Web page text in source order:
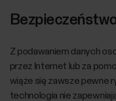
Z podawaniem danych
przez Internet lub za
wiąże się zawsze pewne
technologia nie